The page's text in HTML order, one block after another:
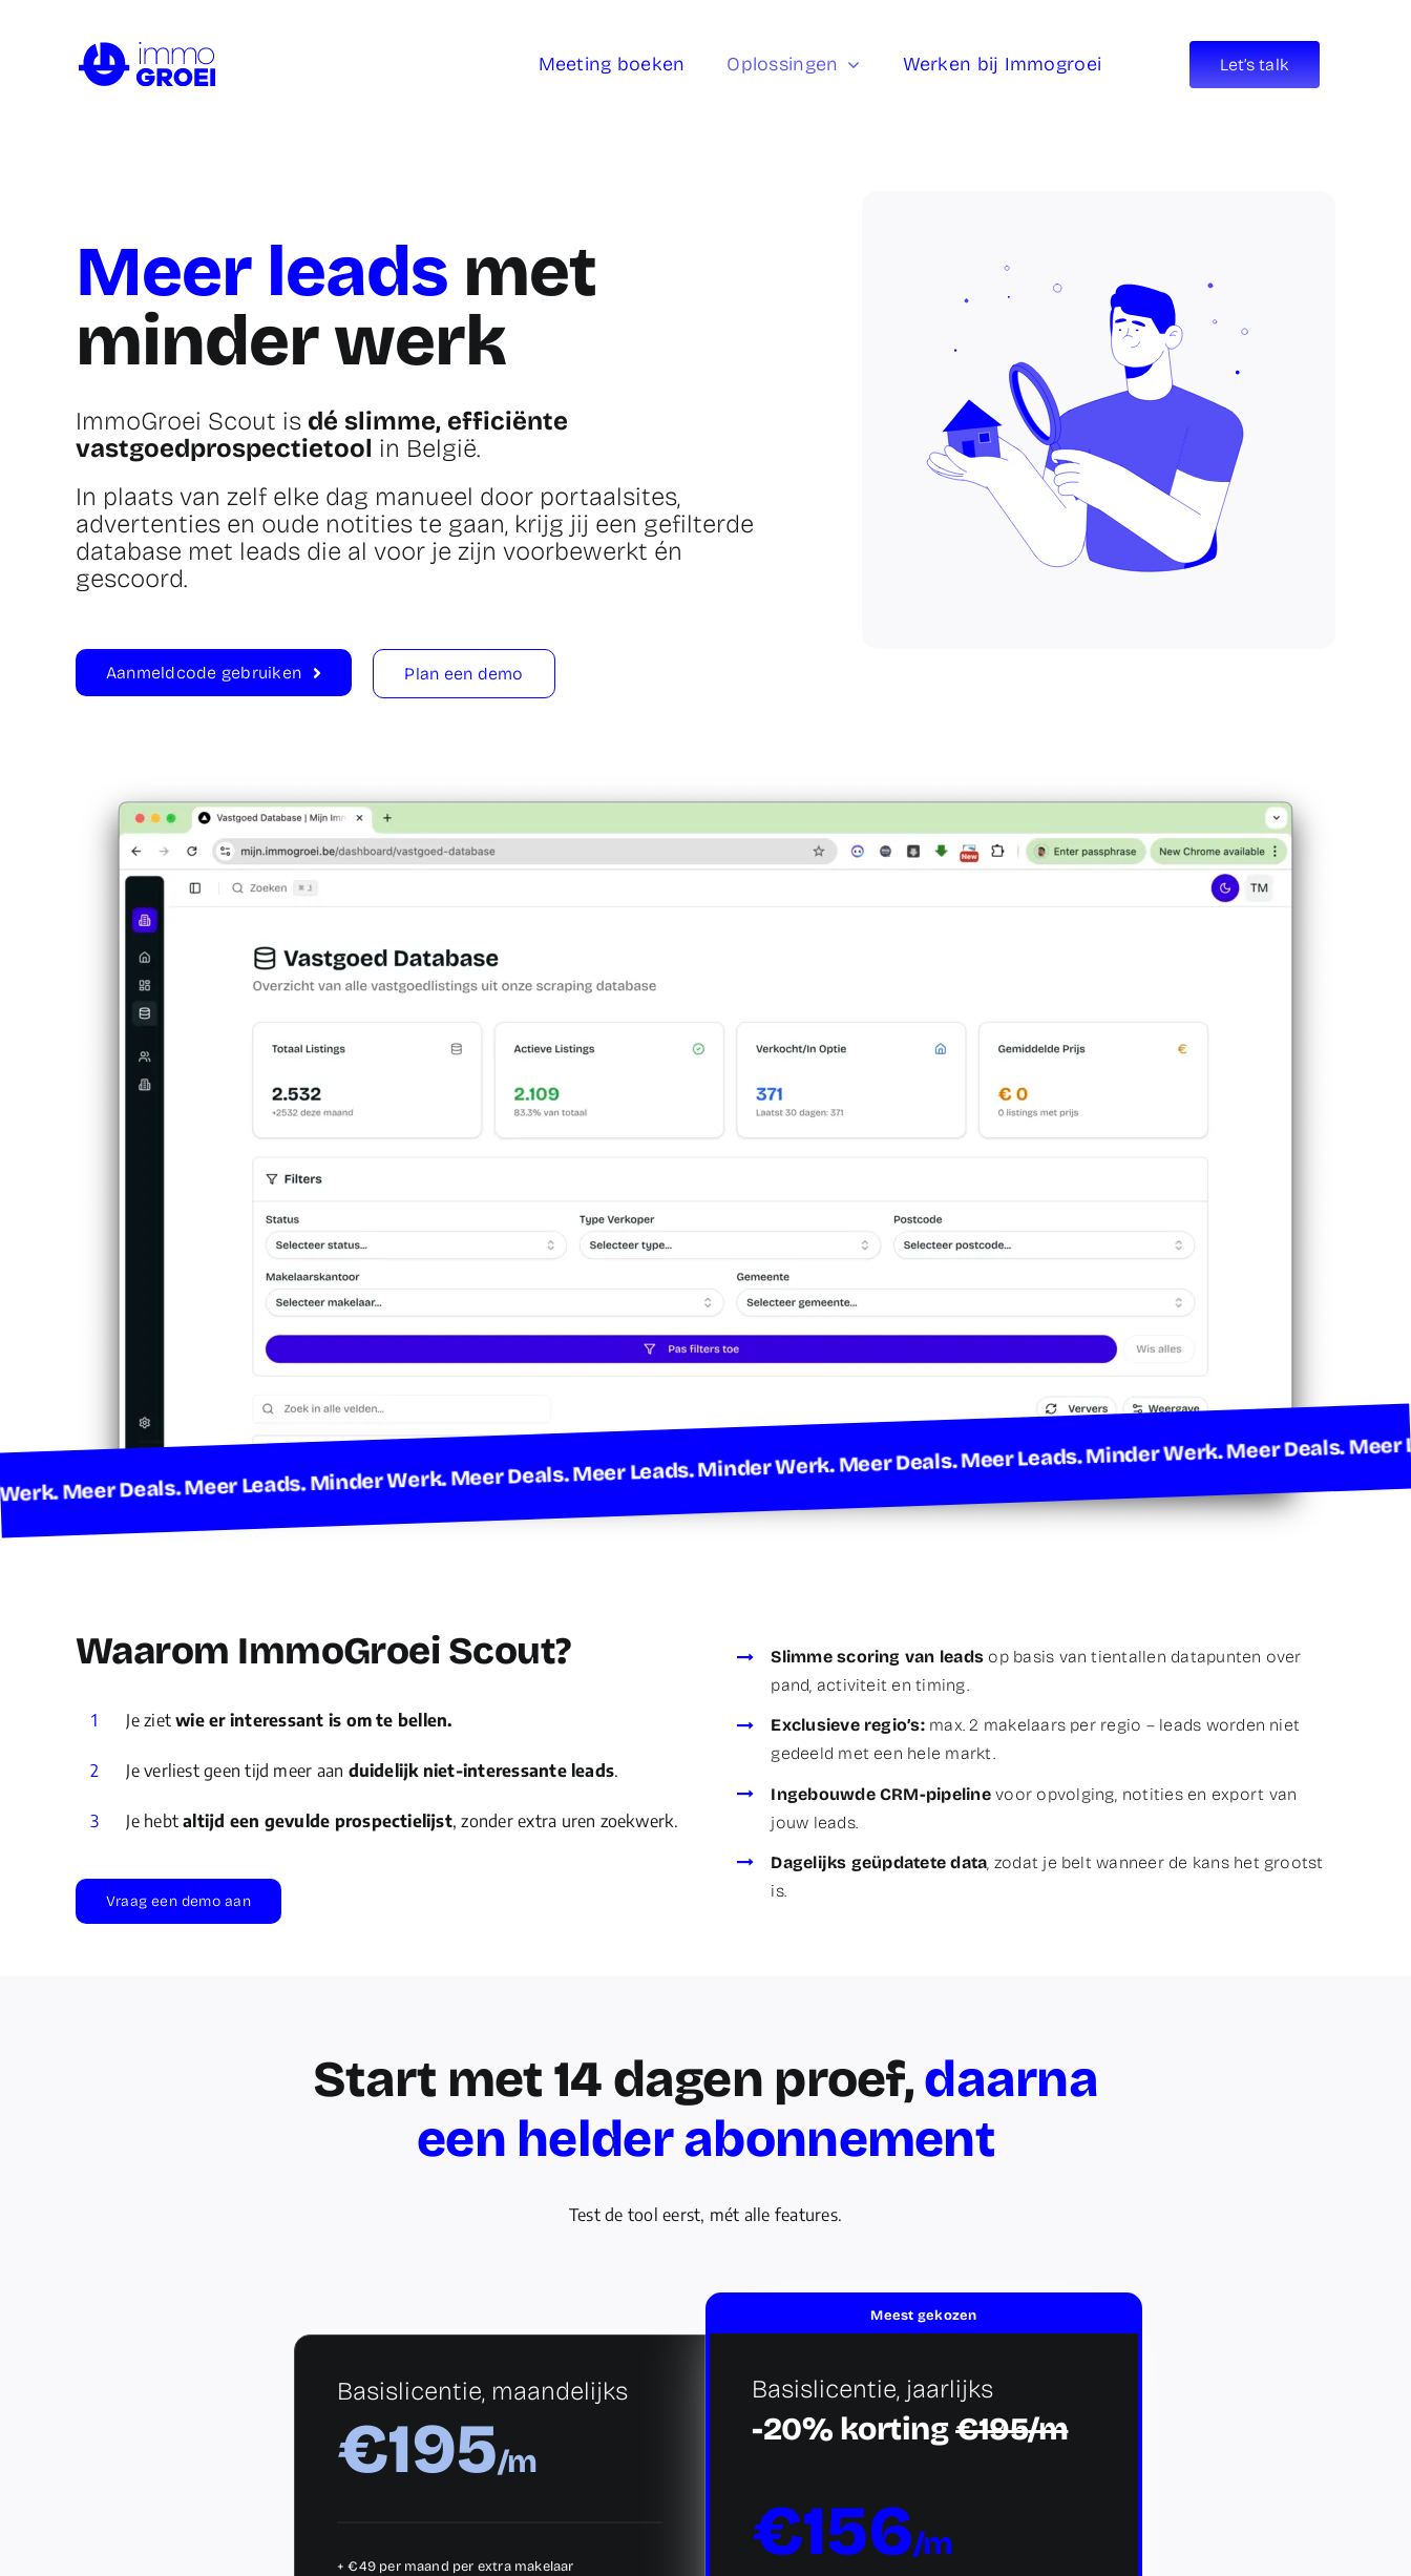
Meeting boeken Oplossingen Werken bij Immogroei Let’s talk
Meer leads met
minder werk
ImmoGroei Scout is dé slimme, efficiënte
vastgoedprospectietool in België.
In plaats van zelf elke dag manueel door portaalsites,
advertenties en oude notities te gaan, krijg jij een gefilterde
database met leads die al voor je zijn voorbewerkt én
gescoord.
Aanmeldcode gebruiken Plan een demo
Meer Deals. Meer Leads. Minder Werk. Meer Deals. Meer Leads. Minder Werk. Meer Deals. Meer Leads. Minder Werk. Meer
Waarom ImmoGroei Scout?
1 Je zietwie er interessant is om te bellen.
2 Je verliest geen tijd meer aan duidelijk niet-interessante leads.
3 Je hebtaltijd een gevulde prospectielijst, zonder extra uren zoekwerk.
Vraag een demo aan
Slimme scoring van leads op basis van tientallen datapunten over
pand, activiteit en timing.
Exclusieve regio’s:max. 2 makelaars per regio – leads worden niet
gedeeld met een hele markt.
Ingebouwde CRM-pipelinevoor opvolging, notities en export van
jouw leads.
Dagelijks geüpdatete data , zodat je belt wanneer de kans het grootst
is.
Start met 14 dagen proef,daarna
een helder abonnement
Test de tool eerst, mét alle features.
Basislicentie, maandelijks
€195/m
+ €49 per maand per extra makelaar
Meest gekozen
Basislicentie, jaarlijks
-20% korting€195/m
€156/m